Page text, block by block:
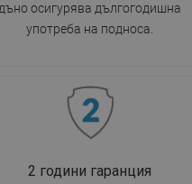
дъно осигурява дългогодишна
употреба на подноса.
2 години гаранция